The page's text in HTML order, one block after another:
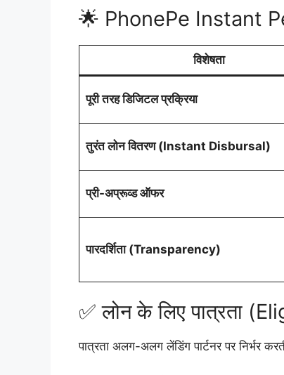
🌟 PhonePe Instant
विशेषता
पूरी तरह डिजिटल प्रक्रिया
तुरंत लोन वितरण (Instant Disbursal)
प्री-अप्रूव्ड ऑफर
पारदर्शिता (Transparency)
✅ लोन के लिए पात्रता
पात्रता अलग-अलग लेंडिंग पार्टनर पर निर्भर